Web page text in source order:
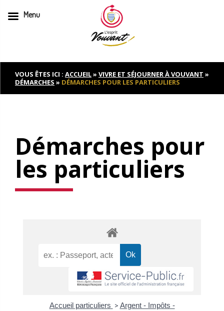
to
contentVOUS ÊTES ICI : ACCUEIL» VIVRE ET SÉJOURNER À VOUVANT »
DÉMARCHES » DÉMARCHES POUR LES PARTICULIERS
Démarches pour
les particuliers
Accueil particuliers > Argent - Impôts -
Menu